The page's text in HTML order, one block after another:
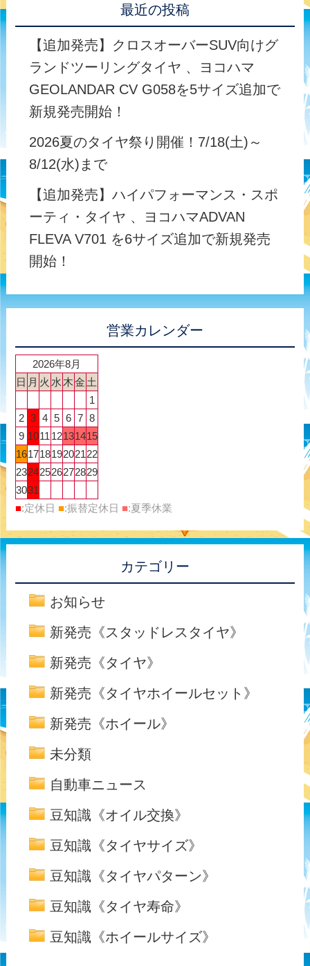
最近の投稿
【追加発売】クロスオーバーSUV向けグ
ランドツーリングタイヤ 、ヨコハマ
GEOLANDAR CV G058を5サイズ追加で
新規発売開始！
2026夏のタイヤ祭り開催！7/18(土)～
8/12(水)まで
【追加発売】ハイパフォーマンス・スポ
ーティ・タイヤ 、ヨコハマADVAN
FLEVA V701 を6サイズ追加で新規発売
開始！
営業カレンダー
2026年8月
日 月 火 水 木金 土
1
2 3 4 5 6 7 8
9 1011 12131415
16171819202122
23242526272829
3031
■:定休日 ■:振替定休日 ■:夏季休業
カテゴリー
お知らせ
新発売《スタッドレスタイヤ》
新発売《タイヤ》
新発売《タイヤホイールセット》
新発売《ホイール》
未分類
自動車ニュース
豆知識《オイル交換》
豆知識《タイヤサイズ》
豆知識《タイヤパターン》
豆知識《タイヤ寿命》
豆知識《ホイールサイズ》